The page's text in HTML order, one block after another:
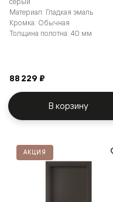
Материал: Гладкая эмаль
Кромка: Обычная
Толщина полотна: 40 мм
88 229 ₽
В корзину
АКЦИЯ